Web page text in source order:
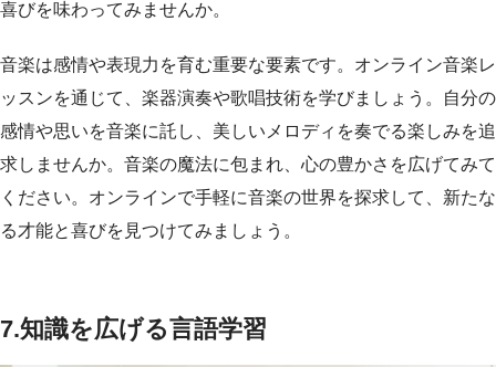
喜びを味わってみませんか。
音楽は感情や表現力を育む重要な要素です。オンライン音楽レ
ッスンを通じて、楽器演奏や歌唱技術を学びましょう。自分の
感情や思いを音楽に託し、美しいメロディを奏でる楽しみを追
求しませんか。音楽の魔法に包まれ、心の豊かさを広げてみて
ください。オンラインで手軽に音楽の世界を探求して、新たな
る才能と喜びを見つけてみましょう。
7.知識を広げる言語学習